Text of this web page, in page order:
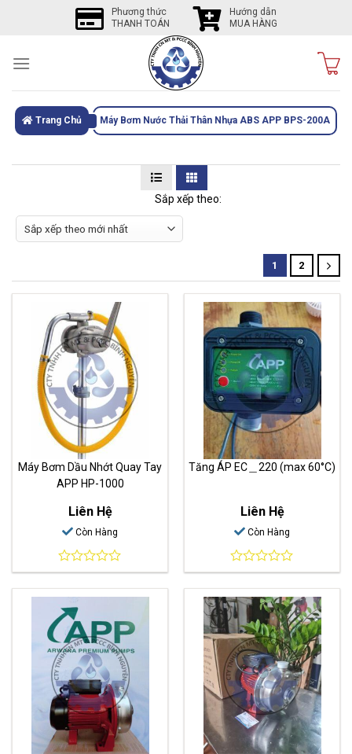
Phương thức
THANH TOÁN
Hướng dẫn
MUA HÀNG
Trang Chủ Máy Bơm Nước Thải Thân Nhựa ABS APP BPS-200A
Sắp xếp theo:
1 2
Máy Bơm Dầu Nhớt Quay Tay
APP HP-1000
Liên Hệ
Còn Hàng
0
out
of
5
Tăng ÁP EC＿220 (max 60°C)
Liên Hệ
Còn Hàng
0
out
of
5